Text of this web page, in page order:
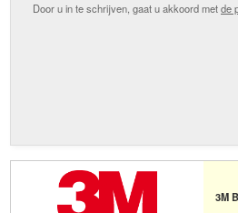
Door u in te schrijven, gaat u akkoord metde
3M